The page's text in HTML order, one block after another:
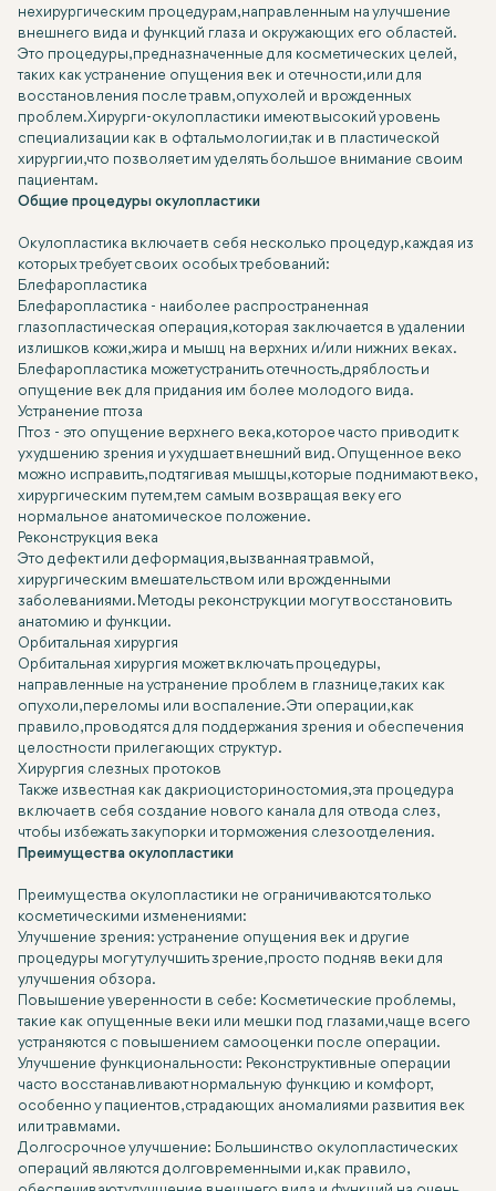
нехирургическим процедурам, направленным на улучшение
внешнего вида и функций глаза и окружающих его областей.
Это процедуры, предназначенные для косметических целей,
таких как устранение опущения век и отечности, или для
восстановления после травм, опухолей и врожденных
проблем. Хирурги-окулопластики имеют высокий уровень
специализации как в офтальмологии, так и в пластической
хирургии, что позволяет им уделять большое внимание своим
пациентам.
Общие процедуры окулопластики
Окулопластика включает в себя несколько процедур, каждая из
которых требует своих особых требований:
Блефаропластика
Блефаропластика - наиболее распространенная
глазопластическая операция, которая заключается в удалении
излишков кожи, жира и мышц на верхних и/или нижних веках.
Блефаропластика может устранить отечность, дряблость и
опущение век для придания им более молодого вида.
Устранение птоза
Птоз - это опущение верхнего века, которое часто приводит к
ухудшению зрения и ухудшает внешний вид. Опущенное веко
можно исправить, подтягивая мышцы, которые поднимают веко,
хирургическим путем, тем самым возвращая веку его
нормальное анатомическое положение.
Реконструкция века
Это дефект или деформация, вызванная травмой,
хирургическим вмешательством или врожденными
заболеваниями. Методы реконструкции могут восстановить
анатомию и функции.
Орбитальная хирургия
Орбитальная хирургия может включать процедуры,
направленные на устранение проблем в глазнице, таких как
опухоли, переломы или воспаление. Эти операции, как
правило, проводятся для поддержания зрения и обеспечения
целостности прилегающих структур.
Хирургия слезных протоков
Также известная как дакриоцисториностомия, эта процедура
включает в себя создание нового канала для отвода слез,
чтобы избежать закупорки и торможения слезоотделения.
Преимущества окулопластики
Преимущества окулопластики не ограничиваются только
косметическими изменениями:
Улучшение зрения: устранение опущения век и другие
процедуры могут улучшить зрение, просто подняв веки для
улучшения обзора.
Повышение уверенности в себе: Косметические проблемы,
такие как опущенные веки или мешки под глазами, чаще всего
устраняются с повышением самооценки после операции.
Улучшение функциональности: Реконструктивные операции
часто восстанавливают нормальную функцию и комфорт,
особенно у пациентов, страдающих аномалиями развития век
или травмами.
Долгосрочное улучшение: Большинство окулопластических
операций являются долговременными и, как правило,